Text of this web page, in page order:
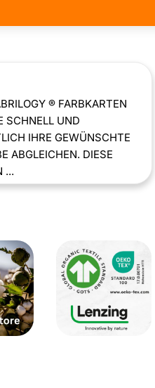
® FARBKARTEN
SCHNELL UND
IHRE GEWÜNSCHTE
ABGLEICHEN. DIESE
...